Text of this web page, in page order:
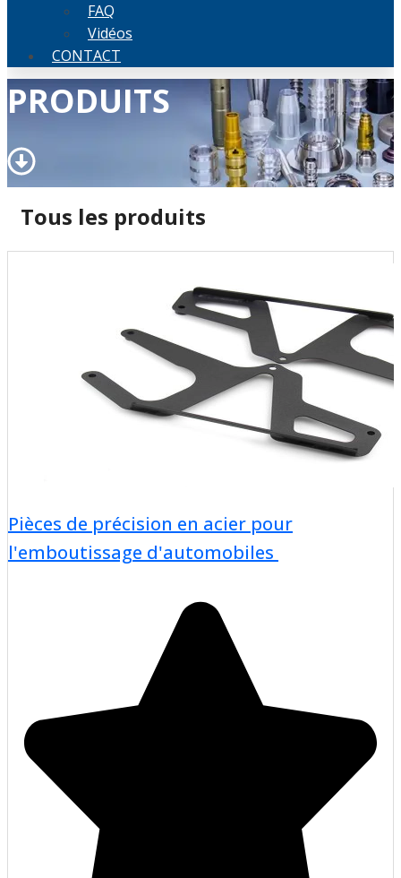
FAQ
Vidéos
CONTACT
PRODUITS
Tous les produits
Pièces de précision en acier pour
l'emboutissage d'automobiles